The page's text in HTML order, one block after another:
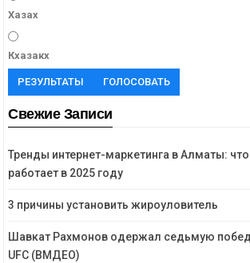
Хазах
Кхазакх
РЕЗУЛЬТАТЫ ГОЛОСОВАТЬ
Свежие Записи
Тренды интернет-маркетинга в Алматы: что
работает в 2025 году
3 причины установить жироуловитель
Шавкат Рахмонов одержал седьмую
UFC (ВМДЕО)